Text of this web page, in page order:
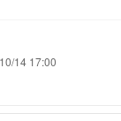
14 17:00